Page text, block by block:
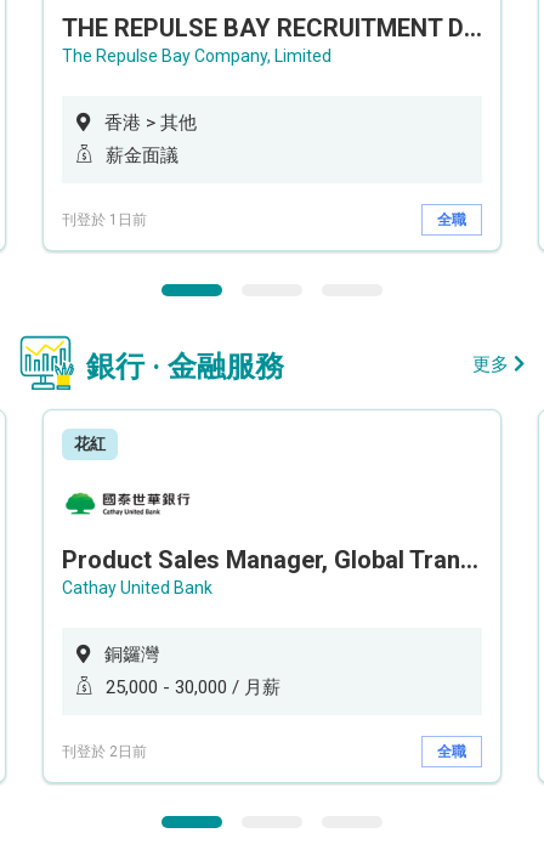
THE REPULSE BAY RECRUITMENT DAY 淺水灣影灣園人才招聘會
The Repulse Bay Company, Limited
香港 > 其他
薪金面議
刊登於 1日前 全職
銀行 · 金融服務 更多
花紅
Product Sales Manager, Global Transaction Service (GTS)
Cathay United Bank
銅鑼灣
25,000 - 30,000 / 月薪
刊登於 2日前 全職